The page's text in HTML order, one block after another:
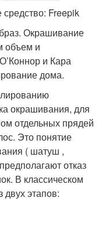
Freepik
Окрашивание
объем и
и Кара
дома.
окрашивания, для
отдельных прядей
Это понятие
( шатуш ,
отказ
В классическом
этапов: